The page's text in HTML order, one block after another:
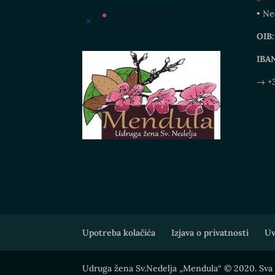
•
OIB:
→
Upotreba kolačića Izjava o privatnosti
Udruga žena Sv.Nedelja „Mendula“ © 2020.